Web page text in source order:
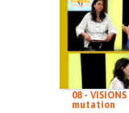
08 -
mutation